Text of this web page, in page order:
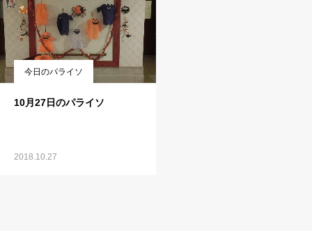
今日のパライソ
10月27日のパライソ
2018.10.27